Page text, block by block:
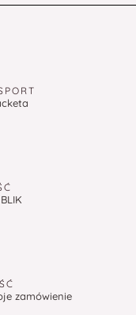
zamówienie